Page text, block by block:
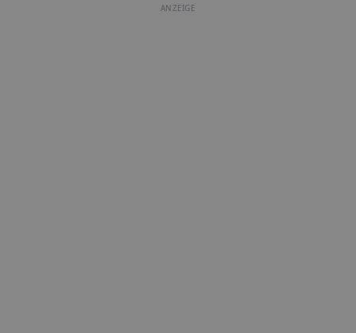
ANZEIGE